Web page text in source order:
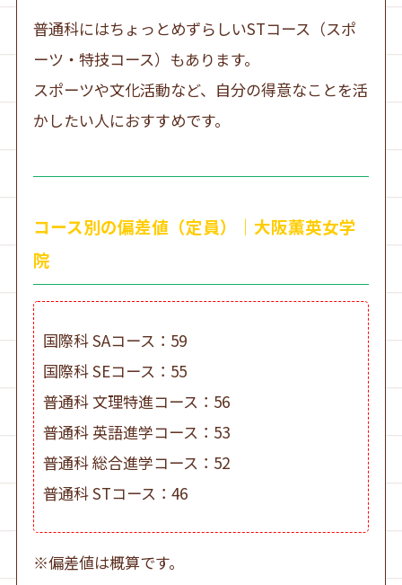
普通科にはちょっとめずらしいSTコース（スポ
ーツ・特技コース）もあります。
スポーツや文化活動など、自分の得意なことを活
かしたい人におすすめです。
コース別の偏差値（定員）｜大阪薫英女学
院
国際科 SAコース：59
国際科 SEコース：55
普通科 文理特進コース：56
普通科 英語進学コース：53
普通科 総合進学コース：52
普通科 STコース：46
※偏差値は概算です。